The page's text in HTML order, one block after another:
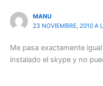
MANU
23 NOVIEMBRE, 2010 A
Me pasa exactamente
instalado el skype y no